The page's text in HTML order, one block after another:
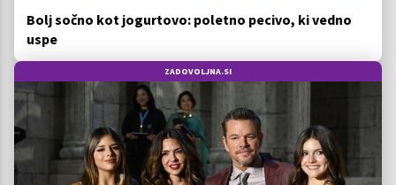
Bolj sočno kot jogurtovo: poletno pecivo, ki vedno
uspe
ZADOVOLJNA.SI